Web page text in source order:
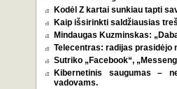
Kodėl Z kartai sunkiau tapti
Kaip išsirinkti saldžiausias
Mindaugas Kuzminskas:
Telecentras: radijas prasidėjo
Sutriko „Facebook“,
Kibernetinis saugumas –
vadovams.